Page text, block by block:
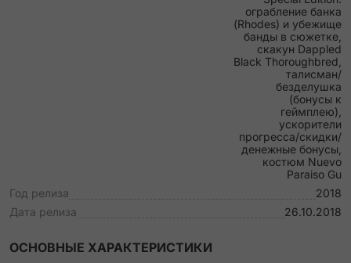
ограбление банка
(Rhodes) и убежище
банды в сюжетке,
скакун Dappled
Black Thoroughbred,
талисман/
безделушка
(бонусы к
геймплею),
ускорители
прогресса/скидки/
денежные бонусы,
костюм Nuevo
Paraiso Gu
Год релиза
2018
Дата релиза
26.10.2018
ОСНОВНЫЕ ХАРАКТЕРИСТИКИ